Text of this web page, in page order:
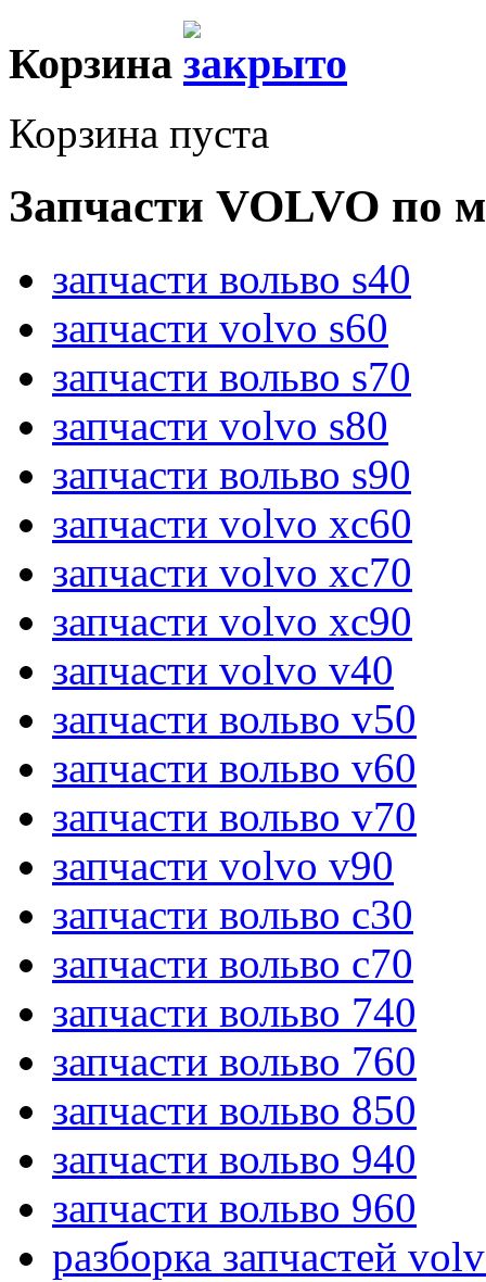
Корзина
Корзина пуста
Запчасти VOLVO по
запчасти вольво s40
запчасти volvo s60
запчасти вольво s70
запчасти volvo s80
запчасти вольво s90
запчасти volvo xc60
запчасти volvo xc70
запчасти volvo xc90
запчасти volvo v40
запчасти вольво v50
запчасти вольво v60
запчасти вольво v70
запчасти volvo v90
запчасти вольво c30
запчасти вольво c70
запчасти вольво 740
запчасти вольво 760
запчасти вольво 850
запчасти вольво 940
запчасти вольво 960
разборка запчастей